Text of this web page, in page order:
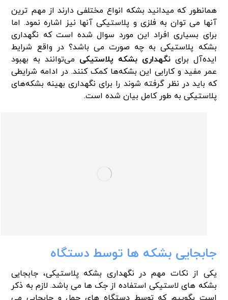
همانطور که میدانید بشکه انواع مختلفی دارند از مهم ترین
آنها می توان به فلزی و پلاستیکی آنها نیز اشاره نمود. اما
برای بسیاری افراد این مورد سوال شده است که نگهداری
بشکه پلاستیکی به چه صورت می باشد؟ در واقع شرایط
ایده‌آل براینگهداری بشکه‌ پلاستیکی می‌توانند به بهبود
عمر مفید و کارایی این بشکه‌ها کمک کنند. در ادامه شرایطی
که باید در نظر گرفته شوند را برای نگهداری بهینه بشکه‌های
پلاستیکی به طور کامل بیان شده است.
جابجایی بشکه ها توسط دستگاه
یکی از نکات مهم در نگهداری بشکه پلاستیکی، جابجایی
بشکه های لاستیکی استفاده از جک ها می باشد. لازم به ذکر